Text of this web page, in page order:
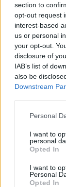
section to
opt-out request
interest-based
us or personal
your opt-out.
disclosure of
IAB’s list of
also be
Downstream
Personal
I want to
personal
Opted In
I want to
Personal
Opted In
SSN(X):
ΗΠΑ
Το
έναρξη της
επιθετικών
19 ΜΑΡ. 2024,